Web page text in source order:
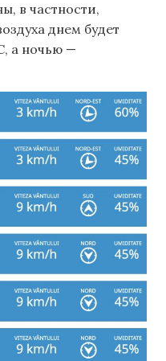
в частности,
днем ​​будет
а ночью —